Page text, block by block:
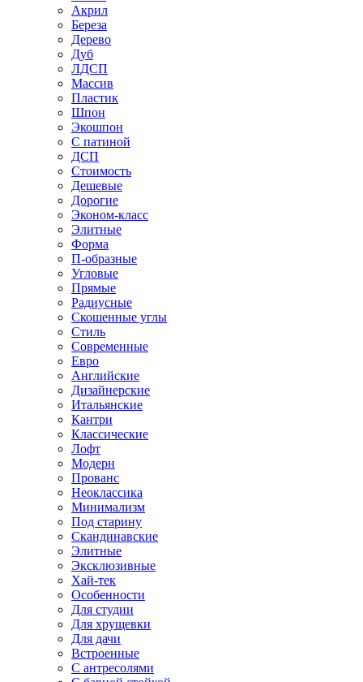
Акрил
Береза
Дерево
Дуб
ЛДСП
Массив
Пластик
Шпон
Экошпон
С патиной
ДСП
Стоимость
Дешевые
Дорогие
Эконом-класс
Элитные
Форма
П-образные
Угловые
Прямые
Радиусные
Скошенные углы
Стиль
Современные
Евро
Английские
Дизайнерские
Итальянские
Кантри
Классические
Лофт
Модерн
Прованс
Неоклассика
Минимализм
Под старину
Скандинавские
Элитные
Эксклюзивные
Хай-тек
Особенности
Для студии
Для хрущевки
Для дачи
Встроенные
С антресолями